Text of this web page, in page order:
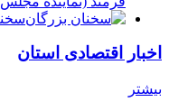
اخبار اقتصادی استان
بیشتر